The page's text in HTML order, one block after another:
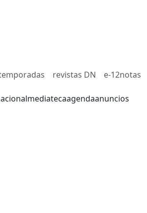
revistas DN e-12notas
mediatecaagendaanuncios